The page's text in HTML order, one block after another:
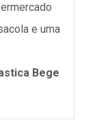
e uma
Bege